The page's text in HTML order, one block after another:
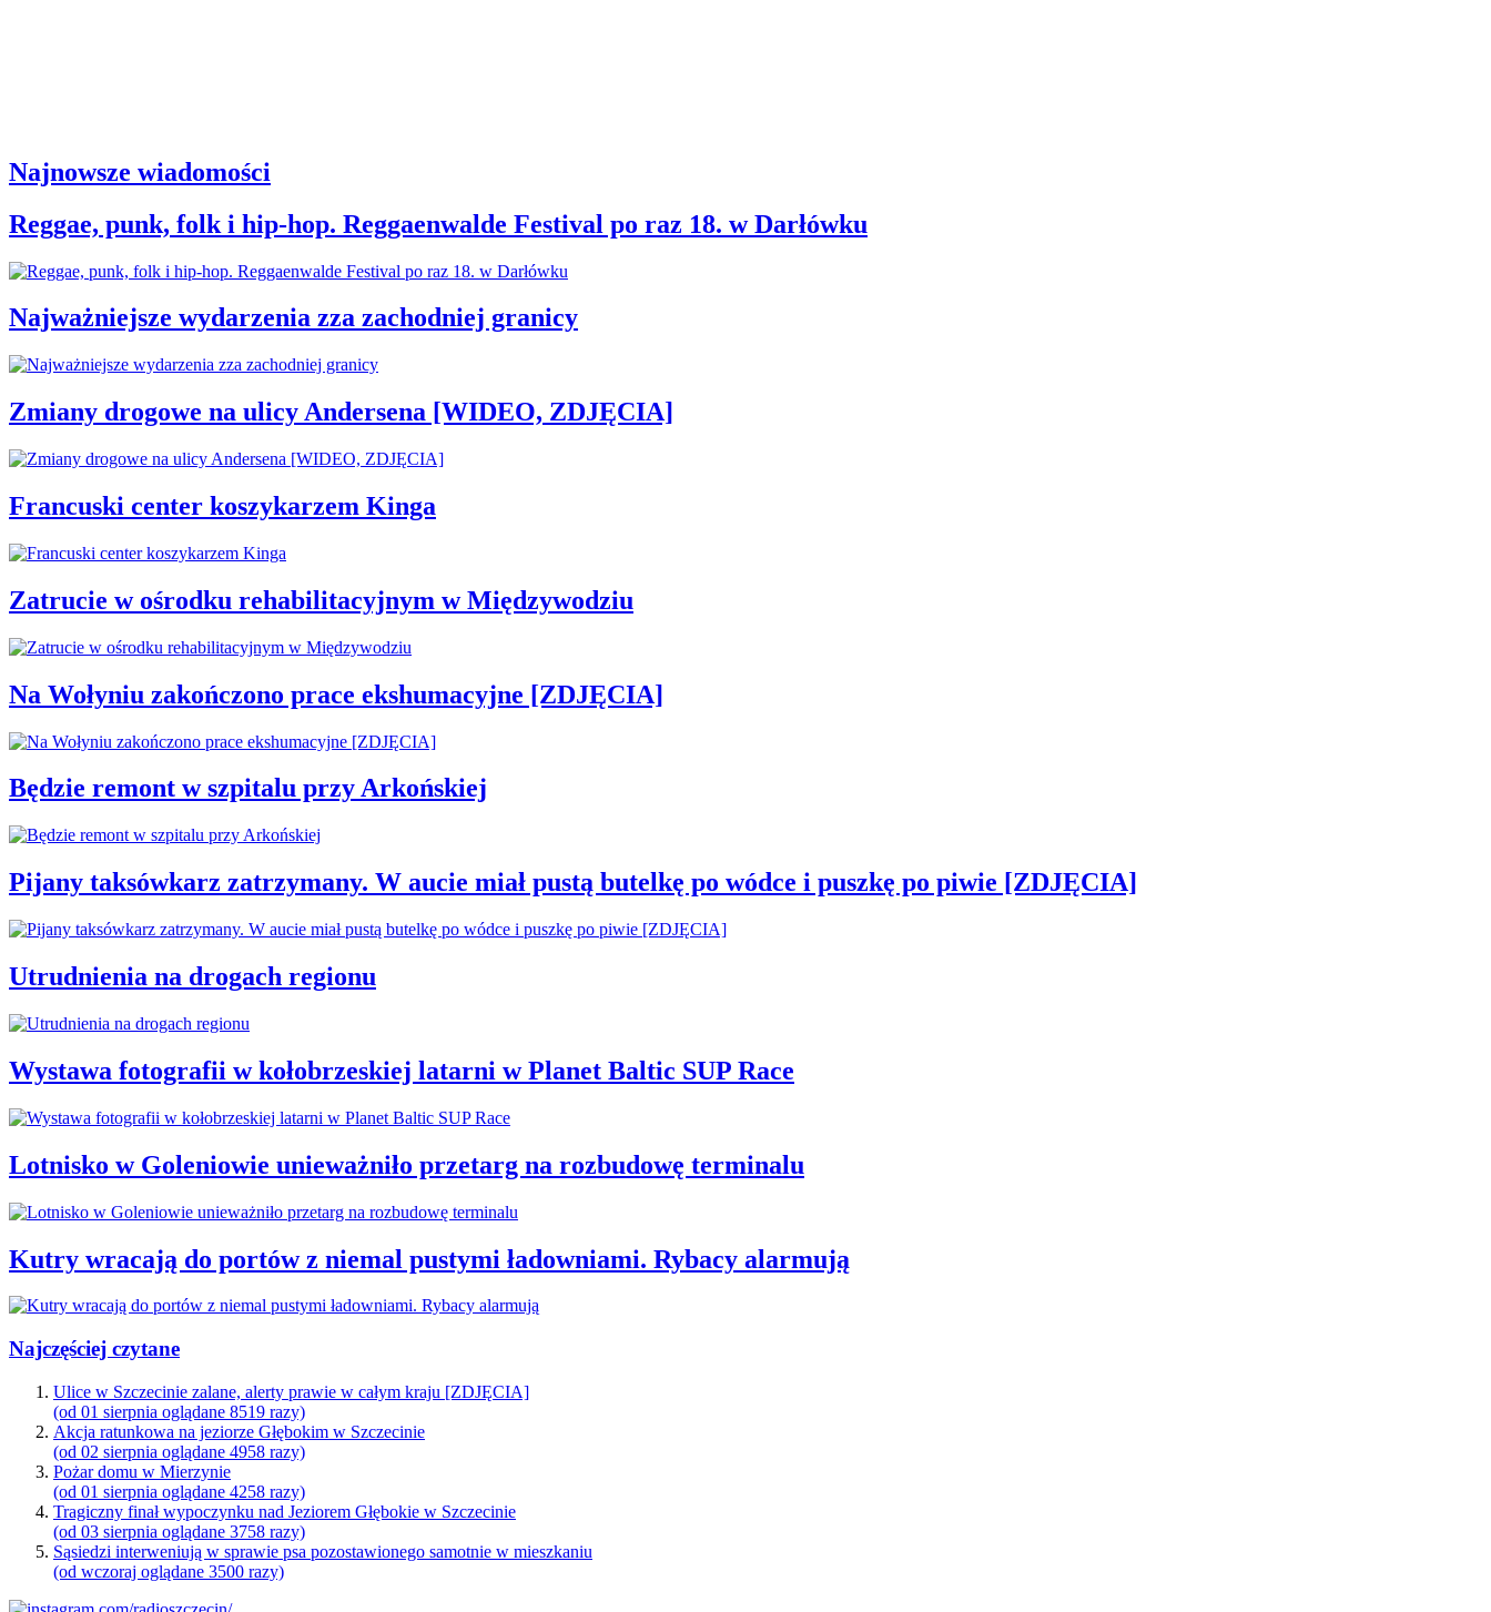
Najnowsze wiadomości
Reggae, punk, folk i hip-hop. Reggaenwalde Festival po raz 18. w Darłówku
Najważniejsze wydarzenia zza zachodniej granicy
Zmiany drogowe na ulicy Andersena [WIDEO, ZDJĘCIA]
Francuski center koszykarzem Kinga
Zatrucie w ośrodku rehabilitacyjnym w Międzywodziu
Na Wołyniu zakończono prace ekshumacyjne [ZDJĘCIA]
Będzie remont w szpitalu przy Arkońskiej
Pijany taksówkarz zatrzymany. W aucie miał pustą butelkę po wódce i puszkę po piwie [ZDJĘCIA]
Utrudnienia na drogach regionu
Wystawa fotografii w kołobrzeskiej latarni w Planet Baltic SUP Race
Lotnisko w Goleniowie unieważniło przetarg na rozbudowę terminalu
Kutry wracają do portów z niemal pustymi ładowniami. Rybacy alarmują
Najczęściej czytane
Ulice w Szczecinie zalane, alerty prawie w całym kraju [ZDJĘCIA]
(od 01 sierpnia oglądane 8519 razy)
Akcja ratunkowa na jeziorze Głębokim w Szczecinie
(od 02 sierpnia oglądane 4958 razy)
Pożar domu w Mierzynie
(od 01 sierpnia oglądane 4258 razy)
Tragiczny finał wypoczynku nad Jeziorem Głębokie w Szczecinie
(od 03 sierpnia oglądane 3758 razy)
Sąsiedzi interweniują w sprawie psa pozostawionego samotnie w mieszkaniu
(od wczoraj oglądane 3500 razy)